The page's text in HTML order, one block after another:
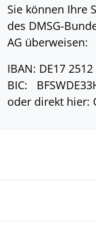
Sie können Ihre
des DMSG-
AG überweisen:
IBAN: DE17
BIC:
oder direkt hier: